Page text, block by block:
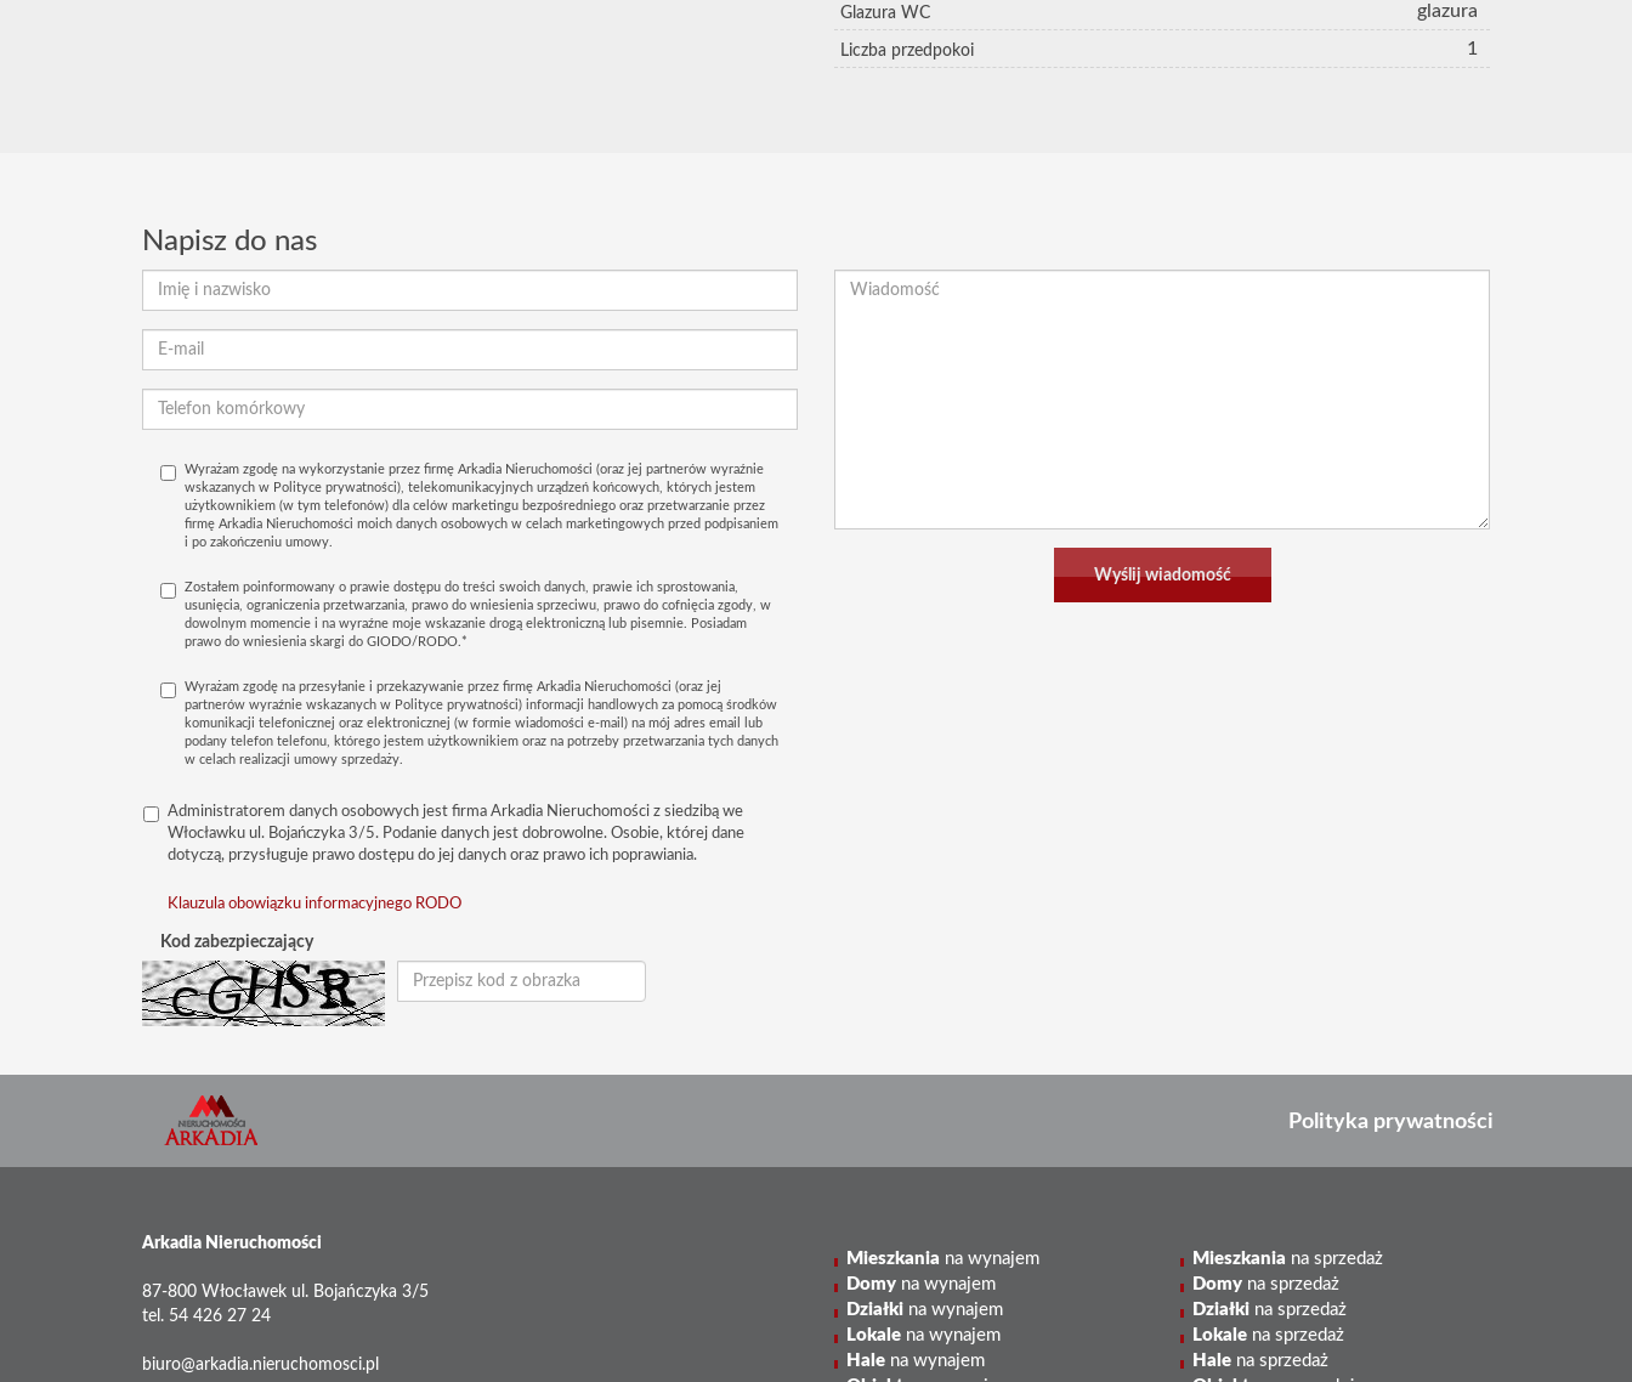
Glazura WC glazura
Liczba przedpokoi 1
Napisz do nas
Wyrażam zgodę na wykorzystanie przez firmę Arkadia Nieruchomości (oraz jej partnerów wyraźnie
wskazanych w Polityce prywatności), telekomunikacyjnych urządzeń końcowych, których jestem
użytkownikiem (w tym telefonów) dla celów marketingu bezpośredniego oraz przetwarzanie przez
firmę Arkadia Nieruchomości moich danych osobowych w celach marketingowych przed podpisaniem
i po zakończeniu umowy.
Zostałem poinformowany o prawie dostępu do treści swoich danych, prawie ich sprostowania,
usunięcia, ograniczenia przetwarzania, prawo do wniesienia sprzeciwu, prawo do cofnięcia zgody, w
dowolnym momencie i na wyraźne moje wskazanie drogą elektroniczną lub pisemnie. Posiadam
prawo do wniesienia skargi do GIODO/RODO.*
Wyrażam zgodę na przesyłanie i przekazywanie przez firmę Arkadia Nieruchomości (oraz jej
partnerów wyraźnie wskazanych w Polityce prywatności) informacji handlowych za pomocą środków
komunikacji telefonicznej oraz elektronicznej (w formie wiadomości e-mail) na mój adres email lub
podany telefon telefonu, którego jestem użytkownikiem oraz na potrzeby przetwarzania tych danych
w celach realizacji umowy sprzedaży.
Administratorem danych osobowych jest firma Arkadia Nieruchomości z siedzibą we
Włocławku ul. Bojańczyka 3/5. Podanie danych jest dobrowolne. Osobie, której dane
dotyczą, przysługuje prawo dostępu do jej danych oraz prawo ich poprawiania.
Klauzula obowiązku informacyjnego RODO
Kod zabezpieczający
Polityka prywatności
Arkadia Nieruchomości
87-800 Włocławek ul. Bojańczyka 3/5
tel. 54 426 27 24
biuro@arkadia.nieruchomosci.pl
Mieszkania na wynajem
Domy na wynajem
Działki na wynajem
Lokale na wynajem
Hale na wynajem
Mieszkania na sprzedaż
Domy na sprzedaż
Działki na sprzedaż
Lokale na sprzedaż
Hale na sprzedaż